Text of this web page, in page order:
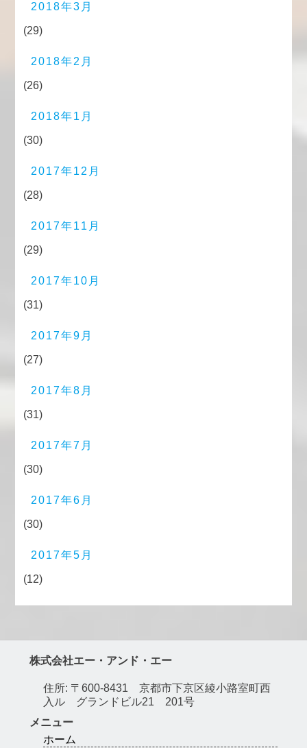
2018年3月
(29)
2018年2月
(26)
2018年1月
(30)
2017年12月
(28)
2017年11月
(29)
2017年10月
(31)
2017年9月
(27)
2017年8月
(31)
2017年7月
(30)
2017年6月
(30)
2017年5月
(12)
株式会社エー・アンド・エー
住所: 〒600-8431 京都市下京区綾小路室町西
入ル グランドビル21 201号
メニュー
ホーム